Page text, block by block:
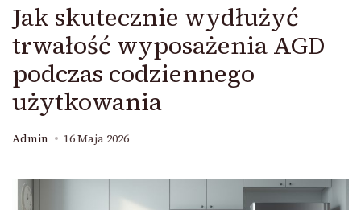
Jak skutecznie wydłużyć
trwałość wyposażenia AGD
podczas codziennego
użytkowania
Admin 16 Maja 2026